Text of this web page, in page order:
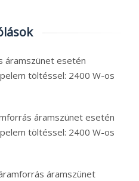
áramszünet esetén
töltéssel: 2400 W-os
áramszünet esetén
töltéssel: 2400 W-os
áramszünet